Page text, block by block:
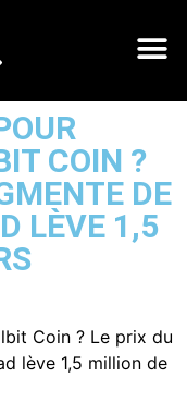
COIN ?
DE
LÈVE 1,5
Coin ? Le prix du
lève 1,5 million de